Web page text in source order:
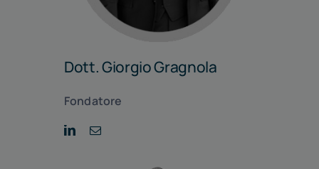
Dott. Giorgio Gragnola
Fondatore